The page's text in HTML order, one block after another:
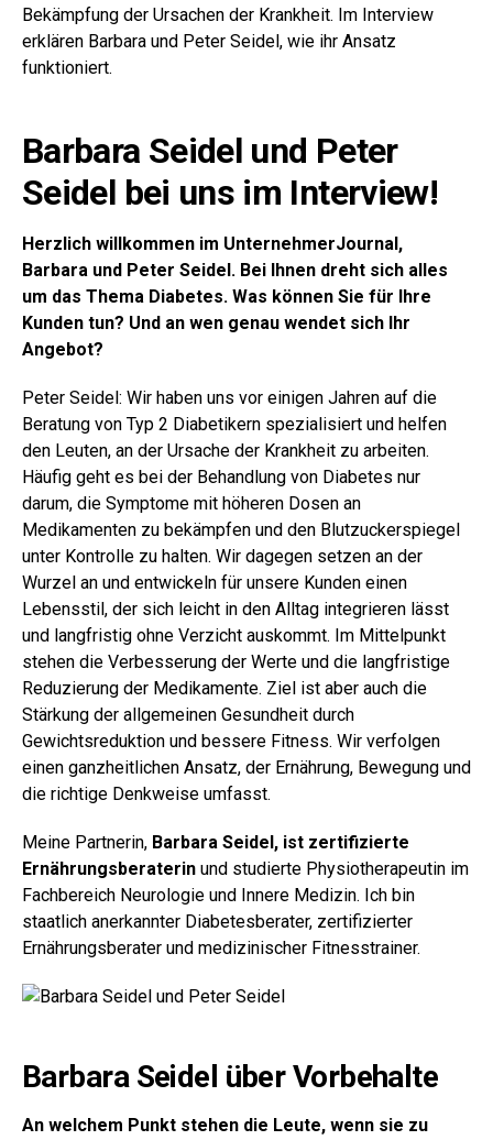
Bekämpfung der Ursachen der Krankheit. Im Interview
erklären Barbara und Peter Seidel, wie ihr Ansatz
funktioniert.
Barbara Seidel und Peter
Seidel bei uns im Interview!
Herzlich willkommen im UnternehmerJournal,
Barbara und Peter Seidel. Bei Ihnen dreht sich alles
um das Thema Diabetes. Was können Sie für Ihre
Kunden tun? Und an wen genau wendet sich Ihr
Angebot?
Peter Seidel: Wir haben uns vor einigen Jahren auf die
Beratung von Typ 2 Diabetikern spezialisiert und helfen
den Leuten, an der Ursache der Krankheit zu arbeiten.
Häufig geht es bei der Behandlung von Diabetes nur
darum, die Symptome mit höheren Dosen an
Medikamenten zu bekämpfen und den Blutzuckerspiegel
unter Kontrolle zu halten. Wir dagegen setzen an der
Wurzel an und entwickeln für unsere Kunden einen
Lebensstil, der sich leicht in den Alltag integrieren lässt
und langfristig ohne Verzicht auskommt. Im Mittelpunkt
stehen die Verbesserung der Werte und die langfristige
Reduzierung der Medikamente. Ziel ist aber auch die
Stärkung der allgemeinen Gesundheit durch
Gewichtsreduktion und bessere Fitness. Wir verfolgen
einen ganzheitlichen Ansatz, der Ernährung, Bewegung und
die richtige Denkweise umfasst.
Meine Partnerin, Barbara Seidel, ist zertifizierte
Ernährungsberaterin und studierte Physiotherapeutin im
Fachbereich Neurologie und Innere Medizin. Ich bin
staatlich anerkannter Diabetesberater, zertifizierter
Ernährungsberater und medizinischer Fitnesstrainer.
Barbara Seidel über Vorbehalte
An welchem Punkt stehen die Leute, wenn sie zu